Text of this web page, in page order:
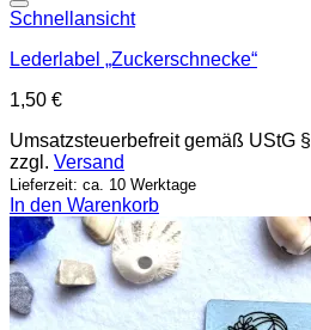
Schnellansicht
Lederlabel „Zuckerschnecke“
1,50 €
Umsatzsteuerbefreit gemäß UStG
zzgl. Versand
Lieferzeit: ca. 10 Werktage
In den Warenkorb